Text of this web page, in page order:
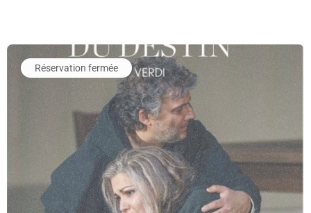
En savoir plus sur l'événement La Force du destin
Réservation fermée